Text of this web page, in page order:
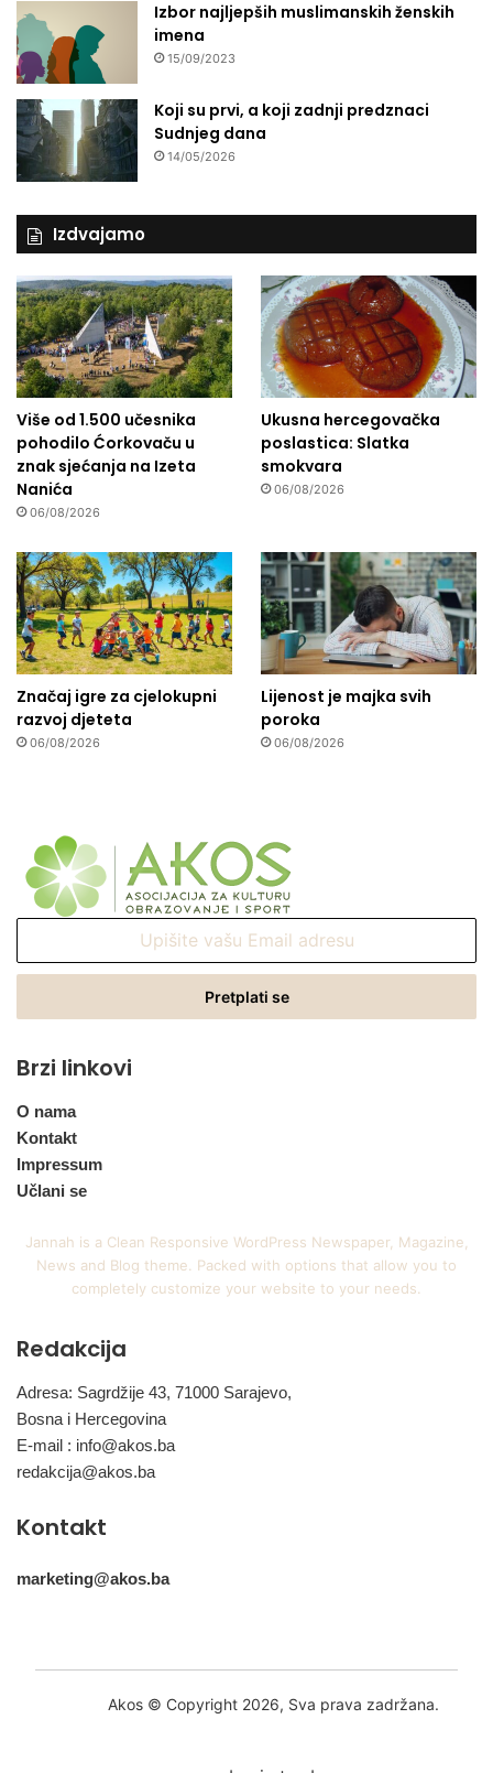
Izbor najljepših muslimanskih ženskih
imena
15/09/2023
Koji su prvi, a koji zadnji predznaci
Sudnjeg dana
14/05/2026
Izdvajamo
Više od 1.500 učesnika
pohodilo Ćorkovaču u
znak sjećanja na Izeta
Nanića
06/08/2026
Ukusna hercegovačka
poslastica: Slatka
smokvara
06/08/2026
Značaj igre za cjelokupni
razvoj djeteta
06/08/2026
Lijenost je majka svih
poroka
06/08/2026
Email
Brzi linkovi
O nama
Kontakt
Impressum
Učlani se
Jannah is a Clean Responsive WordPress Newspaper, Magazine,
News and Blog theme. Packed with options that allow you to
completely customize your website to your needs.
Redakcija
Adresa: Sagrdžije 43, 71000 Sarajevo,
Bosna i Hercegovina
E-mail : info@akos.ba
redakcija@akos.ba
Kontakt
marketing@akos.ba
Akos © Copyright 2026, Sva prava zadržana.